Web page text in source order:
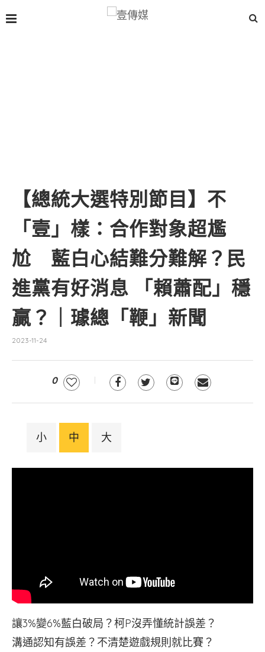
【總統大選特別節目】不
「壹」樣：合作對象超尷
尬 藍白心結難分難解？民
進黨有好消息 「賴蕭配」穩
贏？｜璩總「鞭」新聞
2023-11-24
0
小 中 大
讓3%變6%藍白破局？柯P沒弄懂統計誤差？
溝通認知有誤差？不清楚遊戲規則就比賽？